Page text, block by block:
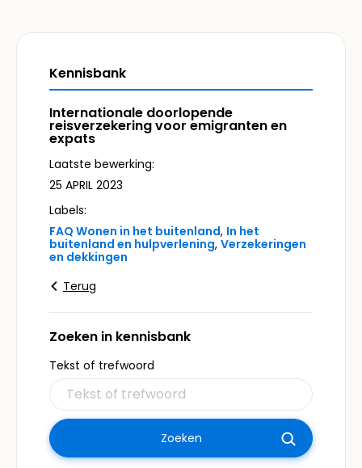
Kennisbank
Internationale doorlopende
reisverzekering voor emigranten en
expats
Laatste bewerking:
25 APRIL 2023
Labels:
FAQ Wonen in het buitenland, In het
buitenland en hulpverlening, Verzekeringen
en dekkingen
Terug
Zoeken in kennisbank
Tekst of trefwoord